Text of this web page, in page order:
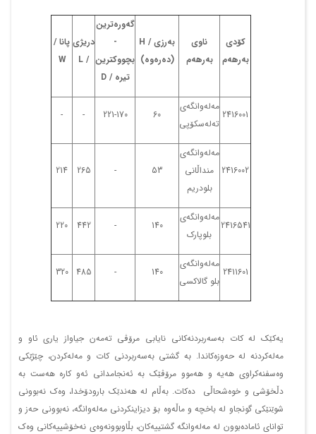
کۆدی
بەرهەم
ناوی
بەرهەم
بەرزی / H
(دەرەوە)
گەورەترین
-
بچووکترین
تیرە / D
دریژی
/ L
پانا/
W
2416001
مەلەوانگەی
تەلەسکۆپی
60
221-170
-
-
2416002
مەلەوانگەی
منداڵانی
بلودریم
53
-
265
214
2416541
مەلەوانگەی
بلوپارک
140
-
442
220
2411601
مەلەوانگەی
بلو گالاکسی
140
-
485
320
یەکێک لە کات بەسەربردنەکانی نایابی مرۆڤی تەمەن جیاواز یاری ئاو و
مەلەکردنە لە حەوزەکاندا. بە گشتی بەسەربردنی کات و مەلەکردن، چێژێکی
وەسفنەکراوی هەیە و هەموو مرۆڤێک بە ئەنجامدانی ئەو کارە هەست بە
دڵخۆشی و خوەشحاڵی دەکات. بەڵام لە هەندێک بارودۆخدا، وەک نەبوونی
شوێنێکی گونجاو لە باخچە و ماڵەوە بۆ دیزاینکردنی مەلەوانگە، نەبوونی حەز و
توانای ئامادەبوون لە مەلەوانگە گشتییەکان، بڵاوبوونەوەی نەخۆشییەکانی وەک